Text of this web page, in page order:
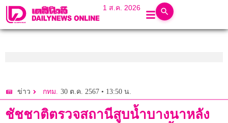
1 ส.ค. 2026
ข่าว กทม. 30 ต.ค. 2567 • 13:50 น.
ชัชชาติตรวจสถานีสูบน้ำบางนาหลัง